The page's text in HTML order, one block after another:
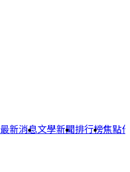
最新消息文學新聞排行榜焦點